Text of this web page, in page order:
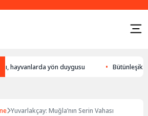
yön duygusu Bütünleşik
Yuvarlakçay: Muğla’nın Serin Vahası